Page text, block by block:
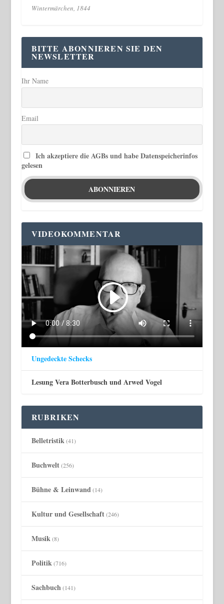
Wintermärchen, 1844
BITTE ABONNIEREN SIE DEN
NEWSLETTER
Ihr Name
Email
Ich akzeptiere die AGBs und habe Datenspeicherinfos
gelesen
VIDEOKOMMENTAR
Ungedeckte Schecks
Lesung Vera Botterbusch und Arwed Vogel
RUBRIKEN
Belletristik (41)
Buchwelt(256)
Bühne & Leinwand (14)
Kultur und Gesellschaft(246)
Musik (8)
Politik (716)
Sachbuch (141)